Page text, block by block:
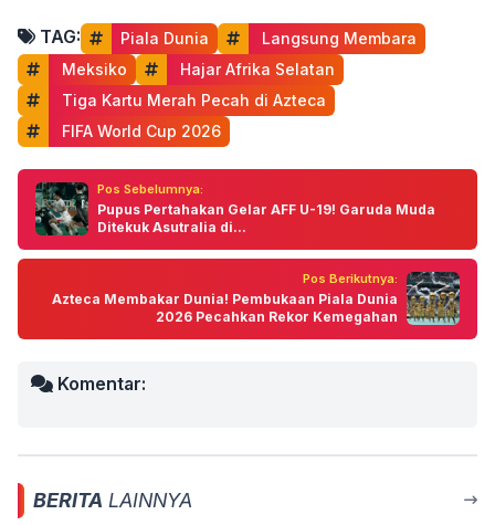
TAG: Piala Dunia
Langsung Membara
Meksiko
Hajar Afrika Selatan
Tiga Kartu Merah Pecah di Azteca
FIFA World Cup 2026
Pos Sebelumnya:
Pupus Pertahakan Gelar AFF U-19! Garuda Muda
Ditekuk Asutralia di...
Pos Berikutnya:
Azteca Membakar Dunia! Pembukaan Piala Dunia
2026 Pecahkan Rekor Kemegahan
Komentar:
BERITA LAINNYA